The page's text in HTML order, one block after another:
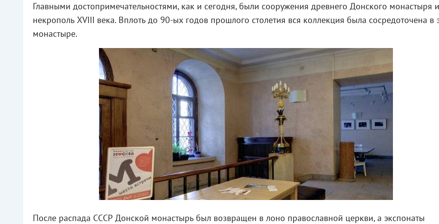
Главными достопримечательностями, как и сегодня, были сооружения древнего Донского монастыря и
некрополь XVIII века. Вплоть до 90-ых годов прошлого столетия вся коллекция была сосредоточена в
монастыре.
После распада СССР Донской монастырь был возвращен в лоно православной церкви, а экспонаты